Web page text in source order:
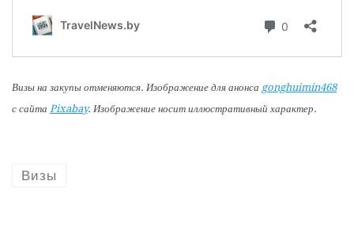
Визы на закупы отменяются. Изображение для анонса gonghuimin468
с сайта Pixabay. Изображение носит иллюстративный характер.
Визы